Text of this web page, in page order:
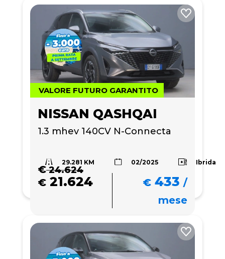
VALORE FUTURO GARANTITO
NISSAN QASHQAI
1.3 mhev 140CV N-Connecta
29.281 KM 02/2025 Ibrida
€24.624
€ 21.624 € 433 /
mese